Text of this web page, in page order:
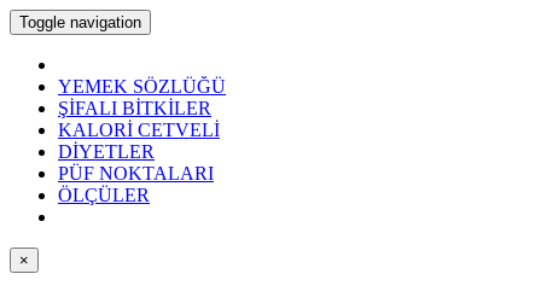
Toggle navigation
YEMEK SÖZLÜĞÜ
ŞİFALI BİTKİLER
KALORİ CETVELİ
DİYETLER
PÜF NOKTALARI
ÖLÇÜLER
×